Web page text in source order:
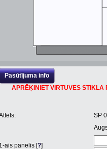
Pasūtījuma info
APRĒĶINIET VIRTUVES
SP
1-ais panelis [?]